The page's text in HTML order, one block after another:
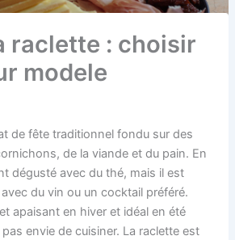
raclette : choisir
modele
de fête traditionnel fondu sur des
de la viande et du pain. En
dégusté avec du thé, mais il est
du vin ou un cocktail préféré.
apaisant en hiver et idéal en été
pas envie de cuisiner. La raclette est